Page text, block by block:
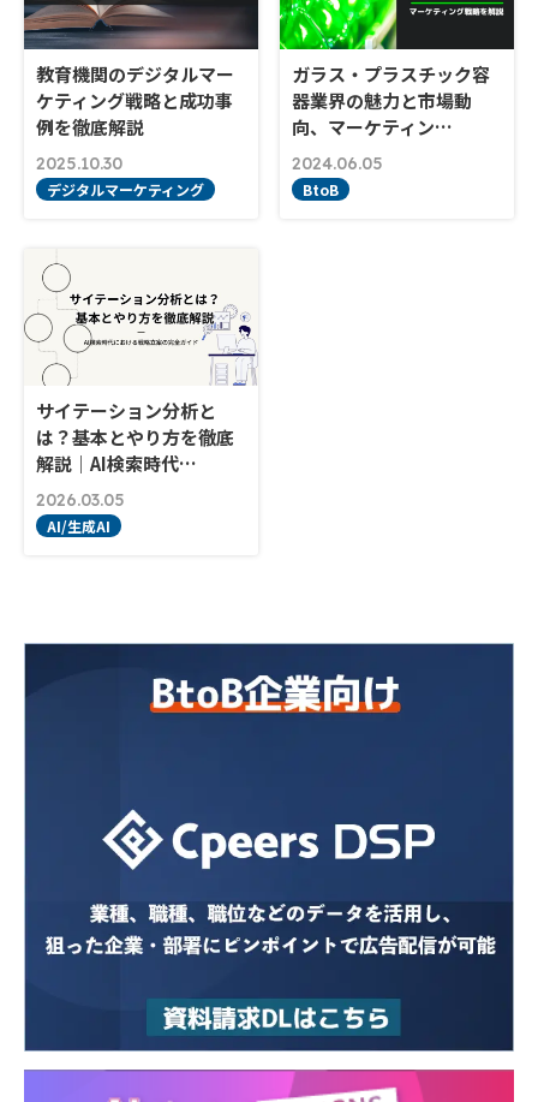
教育機関のデジタルマー
ケティング戦略と成功事
例を徹底解説
2025.10.30
デジタルマーケティング
ガラス・プラスチック容
器業界の魅力と市場動
向、マーケティン…
2024.06.05
BtoB
サイテーション分析と
は？基本とやり方を徹底
解説｜AI検索時代…
2026.03.05
AI/生成AI